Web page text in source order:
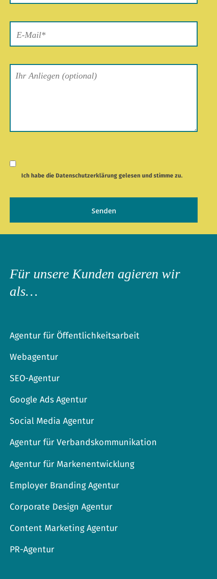
Ich habe dieDatenschutzerklärung gelesen und stimme zu.
Für unsere Kunden agieren wir
als…
Agentur für Öffentlichkeitsarbeit
Webagentur
SEO-Agentur
Google Ads Agentur
Social Media Agentur
Agentur für Verbandskommunikation
Agentur für Markenentwicklung
Employer Branding Agentur
Corporate Design Agentur
Content Marketing Agentur
PR-Agentur